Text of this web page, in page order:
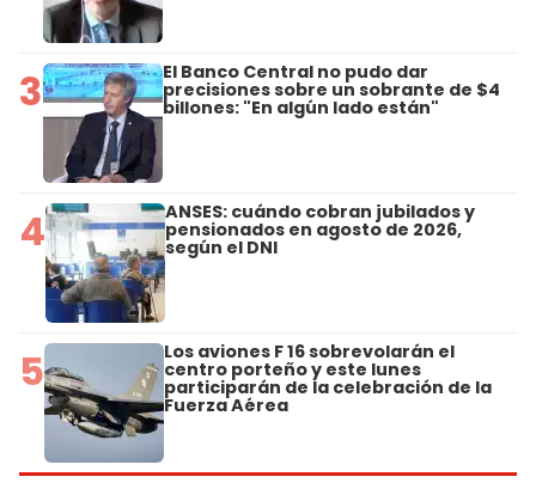
3 El Banco Central no pudo dar
precisiones sobre un sobrante de $4
billones: "En algún lado están"
4 ANSES: cuándo cobran jubilados y
pensionados en agosto de 2026,
según el DNI
5 Los aviones F 16 sobrevolarán el
centro porteño y este lunes
participarán de la celebración de la
Fuerza Aérea